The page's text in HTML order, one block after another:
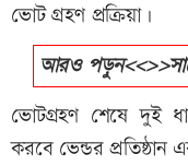
ভোট গ্রহণ প্রক্রিয়া।
আরও
ভোটগ্রহণ শেষে দুই
করবে ভেন্ডর প্রতিষ্ঠান